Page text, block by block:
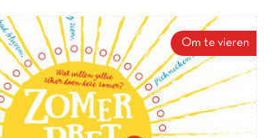
Om te vieren